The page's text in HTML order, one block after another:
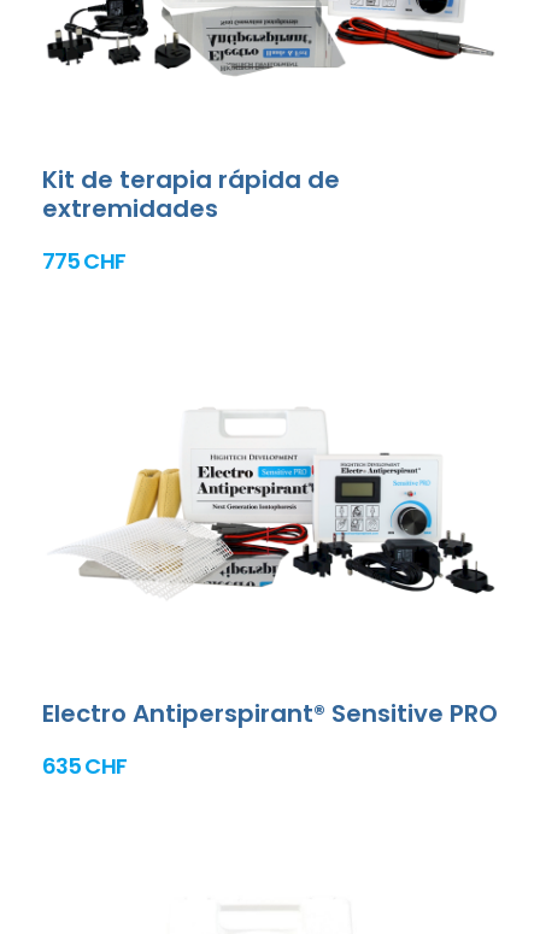
Kit de terapia rápida de
extremidades
775 CHF
Electro Antiperspirant® Sensitive PRO
635 CHF